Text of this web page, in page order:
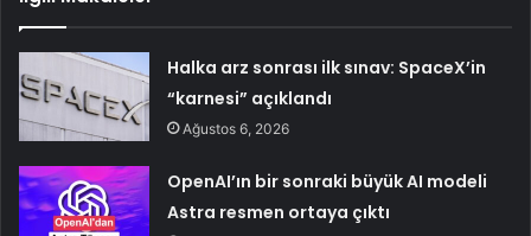
Halka arz sonrası ilk sınav: SpaceX’in
“karnesi” açıklandı
Ağustos 6, 2026
OpenAI’ın bir sonraki büyük AI modeli
Astra resmen ortaya çıktı